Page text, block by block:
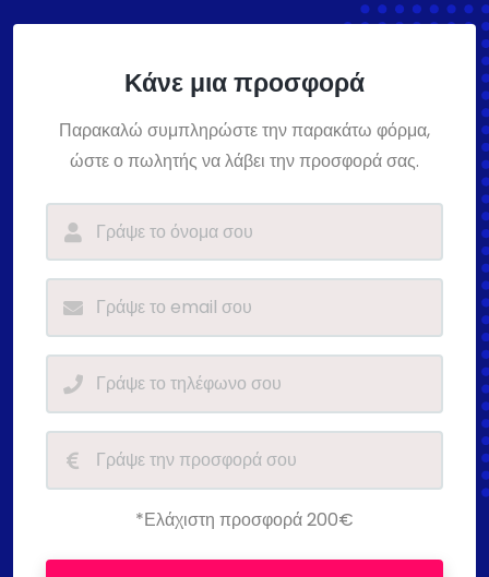
Κάνε μια προσφορά
Παρακαλώ συμπληρώστε την παρακάτω φόρμα,
ώστε ο πωλητής να λάβει την προσφορά σας.
*Ελάχιστη προσφορά 200€